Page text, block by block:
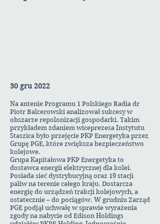
30 gru 2022
Na antenie Programu 1 Polskiego Radia dr
Piotr Balcerowski analizował sukcesy w
obszarze repolonizacji gospodarki. Takim
przykładem zdaniem wiceprezesa Instytutu
Staszica było przejęcie PKP Energetyka przez
Grupę PGE, które zwiększa bezpieczeństwo
kolejowe.
Grupa Kapitałowa PKP Energetyka to
dostawca energii elektrycznej dla kolei.
Posiada sieć dystrybucyjną oraz 19 stacji
paliw na terenie całego kraju. Dostarcza
energię do urządzeń trakcji kolejowych, a
ostatecznie – do pociągów. W grudniu Zarząd
PGE podjął uchwałę w sprawie wyrażenia
zgody na nabycie od Edison Holdings